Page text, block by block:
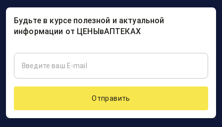
Будьте в курсе полезной и актуальной
информации от ЦЕНЫвАПТЕКАХ
Отправить